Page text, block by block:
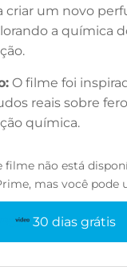
criar um novo
a química
O filme foi
reais sobre
química.
filme não está
mas você pode
30 dias grátis